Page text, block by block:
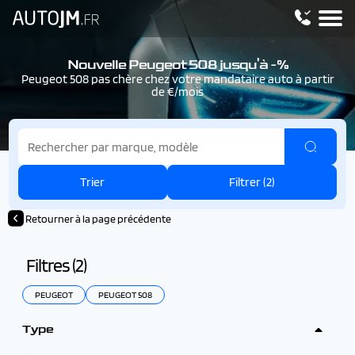
Nouvelle Peugeot 508 jusqu'à -%
Peugeot 508 pas chère chez votre mandataire auto à partir
de €/mois
Trier Filtrer (2)
Retourner à la page précédente
Filtres (2)
PEUGEOT PEUGEOT 508
Type